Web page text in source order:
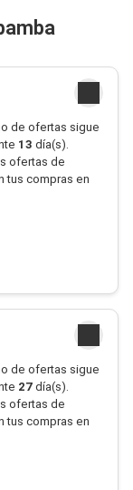
de ofertas sigue
13 día(s).
ofertas de
tus compras en
de ofertas sigue
27día(s).
ofertas de
tus compras en